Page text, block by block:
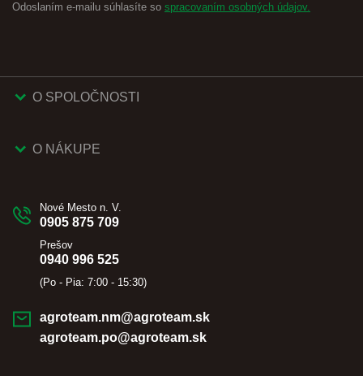
Odoslaním e-mailu súhlasíte so spracovaním osobných údajov.
O SPOLOČNOSTI
O NÁKUPE
Nové Mesto n. V.
0905 875 709
Prešov
0940 996 525
(Po - Pia: 7:00 - 15:30)
agroteam.nm@agroteam.sk
agroteam.po@agroteam.sk